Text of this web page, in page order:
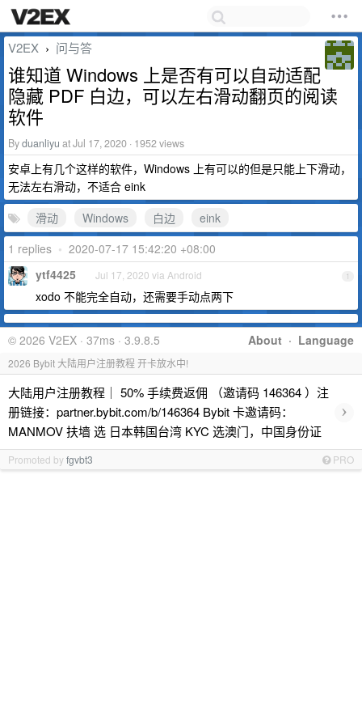
V2EX › 问与答
谁知道 Windows 上是否有可以自动适配
隐藏 PDF 白边，可以左右滑动翻页的阅读
软件
Byduanliyu at Jul 17, 2020 · 1952 views
安卓上有几个这样的软件，Windows 上有可以的但是只能上下滑动，
无法左右滑动，不适合 eink
滑动
Windows 白边
eink
1 replies • 2020-07-17 15:42:20 +08:00
1
ytf4425 Jul 17, 2020 via Android
xodo 不能完全自动，还需要手动点两下
About · Language
© 2026 V2EX · 37ms · 3.9.8.5
2026 Bybit 大陆用户注册教程 开卡放水中!
大陆用户注册教程｜ 50% 手续费返佣 （邀请码 146364 ）注
册链接：partner.bybit.com/b/146364 Bybit 卡邀请码：
MANMOV 扶墙 选 日本韩国台湾 KYC 选澳门，中国身份证
›
Promoted byfgvbt3 PRO